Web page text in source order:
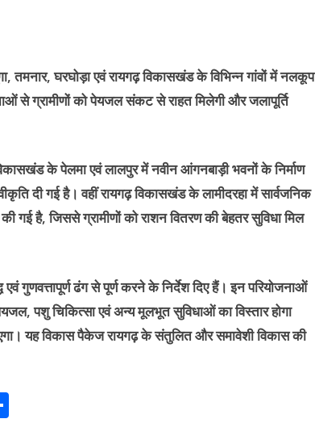
तमनार, घरघोड़ा एवं रायगढ़ विकासखंड के विभिन्न गांवों में नलकूप
से ग्रामीणों को पेयजल संकट से राहत मिलेगी और जलापूर्ति
के पेलमा एवं लालपुर में नवीन आंगनबाड़ी भवनों के निर्माण
दी गई है। वहीं रायगढ़ विकासखंड के लामीदरहा में सार्वजनिक
गई है, जिससे ग्रामीणों को राशन वितरण की बेहतर सुविधा मिल
गुणवत्तापूर्ण ढंग से पूर्ण करने के निर्देश दिए हैं। इन परियोजनाओं
पशु चिकित्सा एवं अन्य मूलभूत सुविधाओं का विस्तार होगा
यह विकास पैकेज रायगढ़ के संतुलित और समावेशी विकास की